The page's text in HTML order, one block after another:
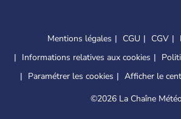
Mentions légales CGU CGV
Informations relatives aux cookies
Paramétrer les cookies
Afficher le
©2026 La Chaîne